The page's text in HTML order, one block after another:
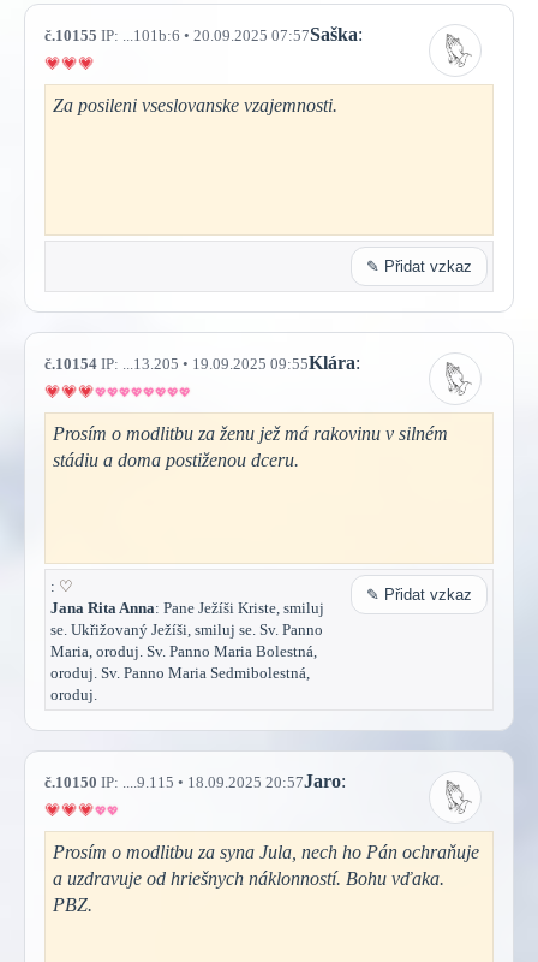
č.10155 IP: ...101b:6 • 20.09.2025 07:57Saška:
Za posileni vseslovanske vzajemnosti.
✎ Přidat vzkaz
č.10154 IP: ...13.205 • 19.09.2025 09:55Klára:
Prosím o modlitbu za ženu jež má rakovinu v silném
stádiu a doma postiženou dceru.
: ♡
Jana Rita Anna: Pane Ježíši Kriste, smiluj
se. Ukřižovaný Ježíši, smiluj se. Sv. Panno
Maria, oroduj. Sv. Panno Maria Bolestná,
oroduj. Sv. Panno Maria Sedmibolestná,
oroduj.
✎ Přidat vzkaz
č.10150 IP: ....9.115 • 18.09.2025 20:57Jaro:
Prosím o modlitbu za syna Jula, nech ho Pán ochraňuje
a uzdravuje od hriešnych náklonností. Bohu vďaka.
PBZ.